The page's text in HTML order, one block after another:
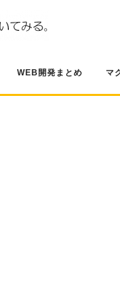
WEB開発まとめ マ